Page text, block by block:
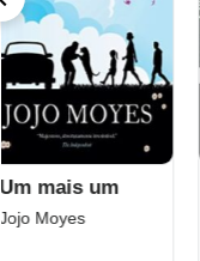
A outra volta do
parafuso